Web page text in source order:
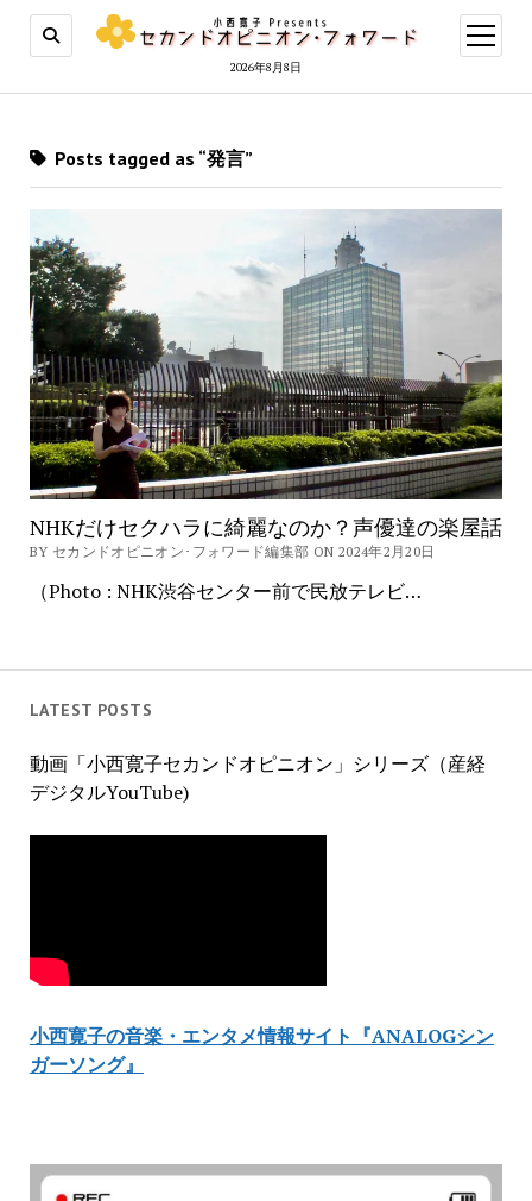
2026年8月8日
open
menu
LATEST POSTS
動画「小西寛子セカンドオピニオン」シリーズ（産経
デジタルYouTube)
小西寛子の音楽・エンタメ情報サイト『ANALOGシン
ガーソング』
Posts tagged as “発言”
NHKだけセクハラに綺麗なのか？声優達の楽屋話
BY セカンドオピニオン･フォワード編集部 ON 2024年2月20日
（Photo : NHK渋谷センター前で民放テレビ…